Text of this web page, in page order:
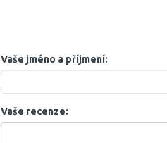
Vaše jméno a příjmení:
Vaše recenze: